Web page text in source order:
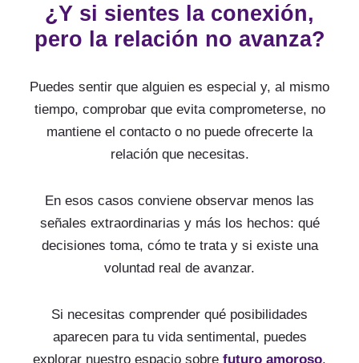
¿Y si sientes la conexión,
pero la relación no avanza?
Puedes sentir que alguien es especial y, al mismo
tiempo, comprobar que evita comprometerse, no
mantiene el contacto o no puede ofrecerte la
relación que necesitas.
En esos casos conviene observar menos las
señales extraordinarias y más los hechos: qué
decisiones toma, cómo te trata y si existe una
voluntad real de avanzar.
Si necesitas comprender qué posibilidades
aparecen para tu vida sentimental, puedes
explorar nuestro espacio sobre futuro amoroso.